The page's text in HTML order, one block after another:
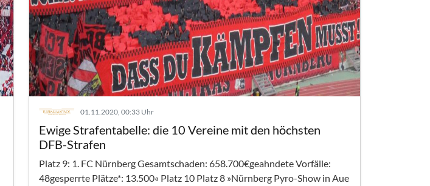
01.11.2020, 00:33 Uhr
Ewige Strafentabelle: die 10 Vereine mit den höchsten
DFB-Strafen
Platz 9: 1. FC Nürnberg Gesamtschaden: 658.700€geahndete Vorfälle:
48gesperrte Plätze*: 13.500« Platz 10 Platz 8 »Nürnberg Pyro-Show in Aue